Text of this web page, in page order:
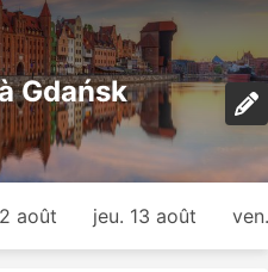
Gdańsk
août jeu. 13 août